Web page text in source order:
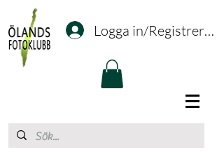
Logga in/Registrering